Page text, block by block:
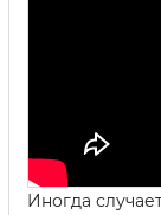
Иногда